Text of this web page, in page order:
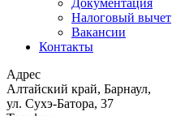
Налоговый вычет
Вакансии
Контакты
Адрес
Алтайский край, Барнаул,
ул. Сухэ-Батора, 37